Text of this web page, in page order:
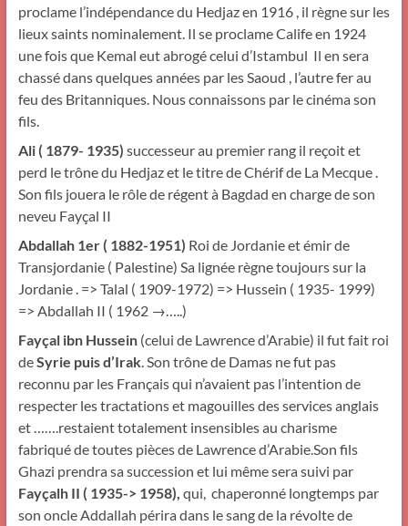
proclame l’indépendance du Hedjaz en 1916 , il règne sur les
lieux saints nominalement. Il se proclame Calife en 1924
une fois que Kemal eut abrogé celui d’Istambul Il en sera
chassé dans quelques années par les Saoud , l’autre fer au
feu des Britanniques. Nous connaissons par le cinéma son
fils.
Ali ( 1879- 1935) successeur au premier rang il reçoit et
perd le trône du Hedjaz et le titre de Chérif de La Mecque .
Son fils jouera le rôle de régent à Bagdad en charge de son
neveu Fayçal II
Abdallah 1er ( 1882-1951) Roi de Jordanie et émir de
Transjordanie ( Palestine) Sa lignée règne toujours sur la
Jordanie . => Talal ( 1909-1972) => Hussein ( 1935- 1999)
=> Abdallah II ( 1962 →…..)
Fayçal ibn Hussein(celui de Lawrence d’Arabie) il fut fait roi
deSyrie puis d’Irak. Son trône de Damas ne fut pas
reconnu par les Français qui n’avaient pas l’intention de
respecter les tractations et magouilles des services anglais
et …….restaient totalement insensibles au charisme
fabriqué de toutes pièces de Lawrence d’Arabie.Son fils
Ghazi prendra sa succession et lui même sera suivi par
Fayçalh II ( 1935-> 1958), qui, chaperonné longtemps par
son oncle Addallah périra dans le sang de la révolte de